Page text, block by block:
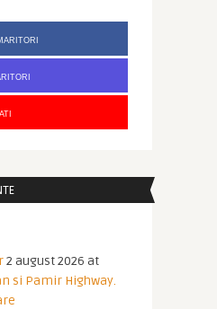
2 august 2026 at
si Pamir Highway.